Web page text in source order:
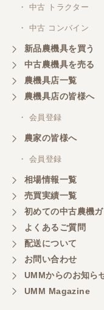
・ 中古 トラクター
・ 中古 コンバイン
新品農機具を買う
中古農機具を売る
農機具店一覧
農機具店の皆様へ
・ 会員登録
農家の皆様へ
・ 会員登録
相場情報一覧
売買実績一覧
初めての中古農機
よくあるご質問
配送について
お問い合わせ
UMMからのお知ら
UMM Magazine